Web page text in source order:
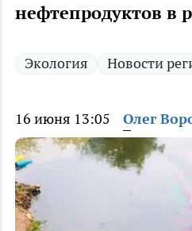
нефтепродуктов в
Экология Новости
16 июня 13:05 Олег